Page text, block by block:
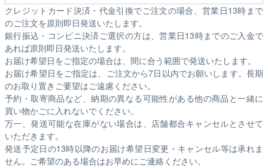
クレジットカード決済・代金引換でご注文の場合、営業日13時まで
のご注文を原則即日発送いたします。
銀行振込・コンビニ決済ご選択の方は、営業日13時までのご入金で
あれば原則即日発送いたします。
お届け希望日をご指定の場合は、間に合う範囲で発送いたします。
お届け希望日をご指定は、ご注文から7日以内でお願いします。長期
のお取り置きご要望はご遠慮ください。
予約・取寄商品など、納期の異なる可能性がある他の商品と一緒に
買い物かごに入れないでください。
万一、発送可能な在庫がない場合は、店舗都合キャンセルとさせて
いただきます。
発送予定日の13時以降のお届け希望日変更・キャンセル等は承れま
せん。ご希望のある場合はお早めにご連絡ください。